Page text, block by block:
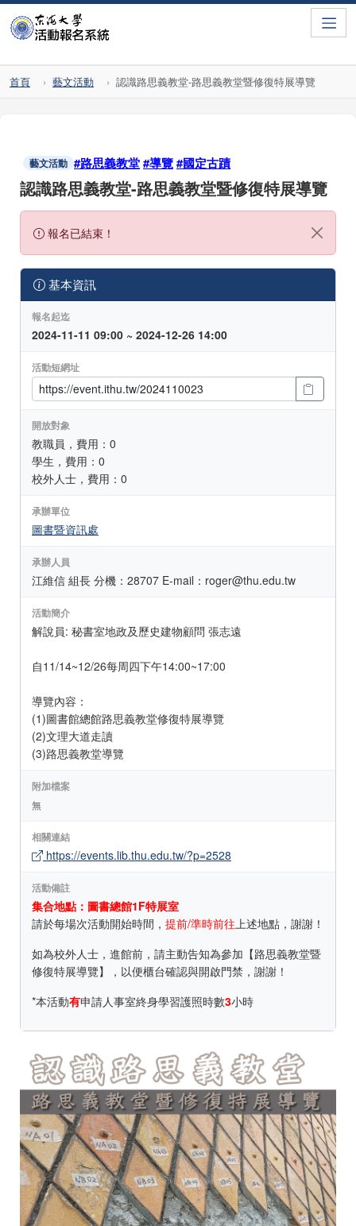
首頁 藝文活動 認識路思義教堂-路思義教堂暨修復特展導覽
藝文活動 #路思義教堂#導覽#國定古蹟
認識路思義教堂-路思義教堂暨修復特展導覽
報名已結束！
基本資訊
報名起迄
2024-11-11 09:00 ~ 2024-12-26 14:00
活動短網址
開放對象
教職員，費用：0
學生，費用：0
校外人士，費用：0
承辦單位
圖書暨資訊處
承辦人員
江維信 組長 分機：28707 E-mail：roger@thu.edu.tw
活動簡介
解說員: 秘書室地政及歷史建物顧問 張志遠
自11/14~12/26每周四下午14:00~17:00
導覽內容：
(1)圖書館總館路思義教堂修復特展導覽
(2)文理大道走讀
(3)路思義教堂導覽
附加檔案
無
相關連結
https://events.lib.thu.edu.tw/?p=2528
活動備註
集合地點：圖書總館1F特展室
請於每場次活動開始時間， 提前/準時前往上述地點，謝謝！
如為校外人士，進館前，請主動告知為參加【路思義教堂暨
修復特展導覽】，以便櫃台確認與開啟門禁，謝謝！
*本活動有申請人事室終身學習護照時數3小時